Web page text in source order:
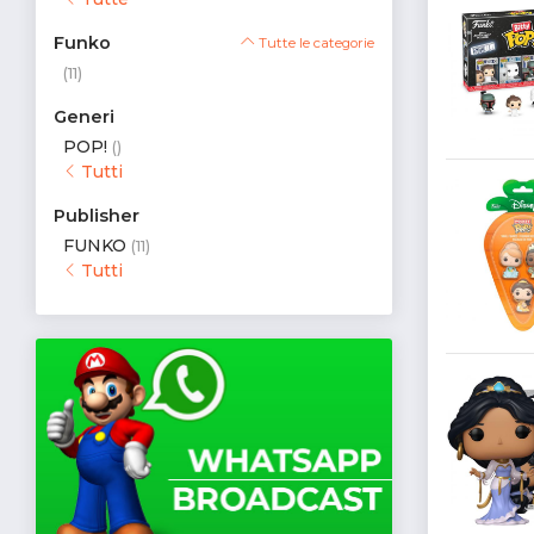
Funko Tutte le categorie
(11)
Generi
POP! ()
Tutti
Publisher
FUNKO (11)
Tutti